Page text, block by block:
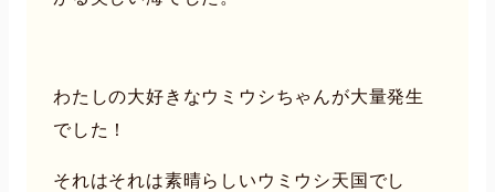
わたしの大好きなウミウシちゃんが大量発生
でした！
それはそれは素晴らしいウミウシ天国でし